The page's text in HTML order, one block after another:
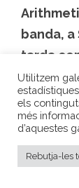
banda,
tarda
d’anglès
Protocol
Al
Utilitzem
els
més
d’aquestes
Rebutja-les